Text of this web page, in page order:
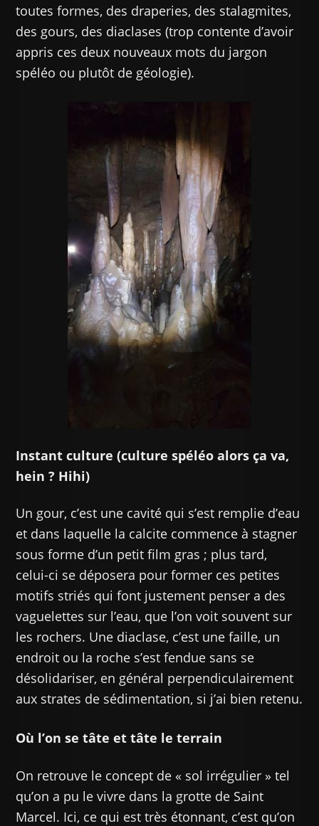
toutes formes, des draperies, des stalagmites,
des gours, des diaclases (trop contente d’avoir
appris ces deux nouveaux mots du jargon
spéléo ou plutôt de géologie).
Instant culture (culture spéléo alors ça va,
hein ? Hihi)
Un gour, c’est une cavité qui s’est remplie d’eau
et dans laquelle la calcite commence à stagner
sous forme d’un petit film gras ; plus tard,
celui-ci se déposera pour former ces petites
motifs striés qui font justement penser a des
vaguelettes sur l’eau, que l’on voit souvent sur
les rochers. Une diaclase, c’est une faille, un
endroit ou la roche s’est fendue sans se
désolidariser, en général perpendiculairement
aux strates de sédimentation, si j’ai bien retenu.
Où l’on se tâte et tâte le terrain
On retrouve le concept de « sol irrégulier » tel
qu’on a pu le vivre dans la grotte de Saint
Marcel. Ici, ce qui est très étonnant, c’est qu’on